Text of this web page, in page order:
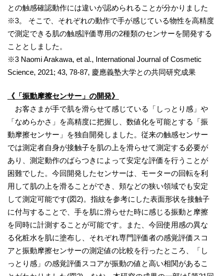
との触感確認動作には違いが認められることが分かりました
※3。 そこで、それぞれの動作で手が感じている物性を高精度
で測定できる肌の触感評価専用の2種類のセンサーを開発する
こととしました。
※3 Naomi Arakawa, et al., International Journal of Cosmetic
Science, 2021; 43, 78-87, 慶應義塾大学との共同研究成果
《「振動摩擦センサー」の開発》
お客さまが手で肌を滑らせて感じている「しっとり感」や
「なめらかさ」を高精度に把握し、数値化を可能とする「振
動摩擦センサー」を独自開発しました。従来の触感センサー
では測定者自身が接触子を肌の上を滑らせて測定する必要が
あり、測定動作のばらつきによって安定な評価を行うことが
困難でした。今回開発したセンサーは、モーターの回転を利
用して肌の上を滑ることができ、頬などの狭い領域でも安定
して測定可能です(図2)。指紋を参考にした表面形状を接触子
に付与することで、手を肌に滑らせた時に感じる振動と摩擦
を同時に計測することが可能です。また、今回使用感の異な
る化粧水を肌に塗布し、それぞれ専門評価者の感覚評価スコ
アと振動摩擦センサーの測定値の比較を行ったところ、「し
っとり感」の感覚評価スコアが振動の値と高い相関があるこ